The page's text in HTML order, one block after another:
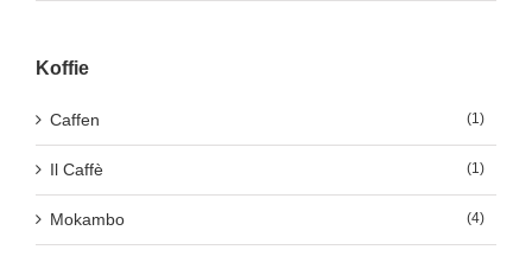
Koffie
Caffen (1)
Il Caffè (1)
Mokambo (4)